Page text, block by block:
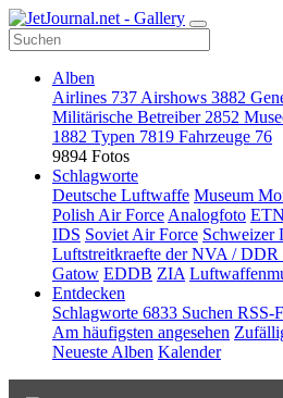
Alben
Airlines 737 Airshows 3882
Militärische Betreiber 2852
1882 Typen 7819 Fahrzeuge 76
9894 Fotos
Schlagworte
Deutsche Luftwaffe Museum
Polish Air Force Analogfoto
IDS Soviet Air Force Schweizer
Luftstreitkraefte der NVA / DDR
Gatow EDDB ZIA
Entdecken
Schlagworte 6833 Suchen RSS-
Am häufigsten angesehen
Neueste Alben Kalender